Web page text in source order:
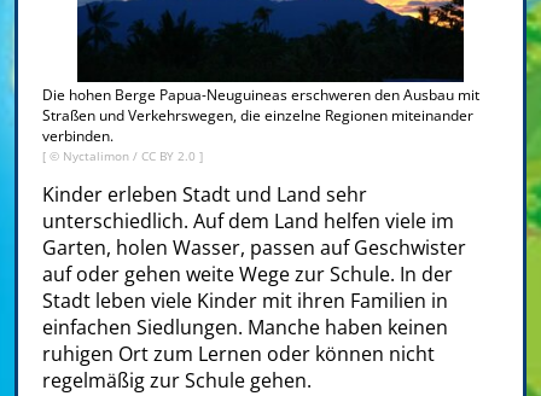
Die hohen Berge Papua-Neuguineas erschweren den Ausbau mit
Straßen und Verkehrswegen, die einzelne Regionen miteinander
verbinden.
[ © Nyctalimon / CC BY 2.0 ]
Kinder erleben Stadt und Land sehr
unterschiedlich. Auf dem Land helfen viele im
Garten, holen Wasser, passen auf Geschwister
auf oder gehen weite Wege zur Schule. In der
Stadt leben viele Kinder mit ihren Familien in
einfachen Siedlungen. Manche haben keinen
ruhigen Ort zum Lernen oder können nicht
regelmäßig zur Schule gehen.